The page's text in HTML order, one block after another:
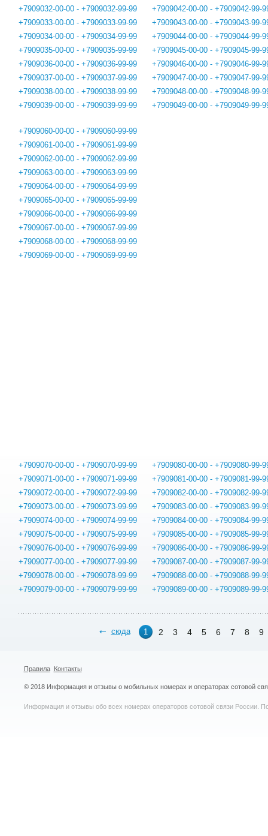
+7909032-00-00 - +7909032-99-99
+7909033-00-00 - +7909033-99-99
+7909034-00-00 - +7909034-99-99
+7909035-00-00 - +7909035-99-99
+7909036-00-00 - +7909036-99-99
+7909037-00-00 - +7909037-99-99
+7909038-00-00 - +7909038-99-99
+7909039-00-00 - +7909039-99-99
+7909042-00-00 - +7909042-99-
+7909043-00-00 - +7909043-99-
+7909044-00-00 - +7909044-99-
+7909045-00-00 - +7909045-99-
+7909046-00-00 - +7909046-99-
+7909047-00-00 - +7909047-99-
+7909048-00-00 - +7909048-99-
+7909049-00-00 - +7909049-99-
+7909060-00-00 - +7909060-99-99
+7909061-00-00 - +7909061-99-99
+7909062-00-00 - +7909062-99-99
+7909063-00-00 - +7909063-99-99
+7909064-00-00 - +7909064-99-99
+7909065-00-00 - +7909065-99-99
+7909066-00-00 - +7909066-99-99
+7909067-00-00 - +7909067-99-99
+7909068-00-00 - +7909068-99-99
+7909069-00-00 - +7909069-99-99
+7909070-00-00 - +7909070-99-99
+7909071-00-00 - +7909071-99-99
+7909072-00-00 - +7909072-99-99
+7909073-00-00 - +7909073-99-99
+7909074-00-00 - +7909074-99-99
+7909075-00-00 - +7909075-99-99
+7909076-00-00 - +7909076-99-99
+7909077-00-00 - +7909077-99-99
+7909078-00-00 - +7909078-99-99
+7909079-00-00 - +7909079-99-99
+7909080-00-00 - +7909080-99-
+7909081-00-00 - +7909081-99-
+7909082-00-00 - +7909082-99-
+7909083-00-00 - +7909083-99-
+7909084-00-00 - +7909084-99-
+7909085-00-00 - +7909085-99-
+7909086-00-00 - +7909086-99-
+7909087-00-00 - +7909087-99-
+7909088-00-00 - +7909088-99-
+7909089-00-00 - +7909089-99-
сюда 1 2 3 4 5 6 7 8 9
Правила Контакты
© 2018 Информация и отзывы о мобильных номерах и операторах сотовой
Информация и отзывы обо всех номерах операторов сотовой связи России.